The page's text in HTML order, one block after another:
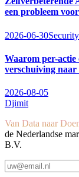
een probleem
2026-06-30
Waarom per-actie
verschuiving
2026-08-05
Djimit
Van Data naar
de Nederlandse
B.V.